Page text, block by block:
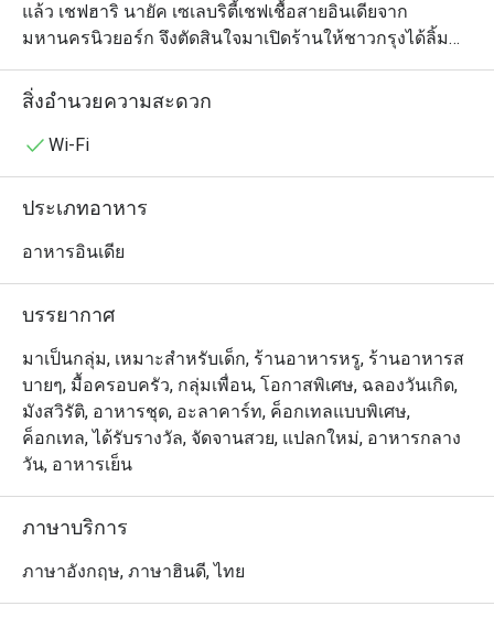
แล้ว เชฟฮาริ นายัค เซเลบริตี้เชฟเชื้อสายอินเดียจาก
มหานครนิวยอร์ก จึงตัดสินใจมาเปิดร้านให้ชาวกรุงได้ลิ้ม
ลองรสชาติอาหารอินเดียร่วมสมัยจากแถบชายฝั่งทะเลตอน
ใต้กันบ้าง ซึ่งเมนูของร้านโจฮ์ล (สุขุมวิท 18) นั้นมีเอกลักษณ์
ผสานระหว่างอาหารพื้นเมืองของอินเดียตอนใต้ (จากเมือง
อินเดีย) และวัตถุดิบในท้องถิ่นของประเทศไทย แต่ละจาน
ได้แก่ ปีกไก่ยัดไส้ แกงวินดาลูหมูสามชั้น และคอฟต้าขนุน
ในช่วงมื้อกลางวันและเย็น ผู้ที่ต้องการสัมผัสประสบการณ์
แปลกใหม่ในการรับประทานอาหารอินเดียไม่ควรพลาด
สิ่งอำนวยความสะดวก
Wi-Fi
ประเภทอาหาร
อาหารอินเดีย
บรรยากาศ
มาเป็นกลุ่ม, เหมาะสำหรับเด็ก, ร้านอาหารหรู, ร้านอาหารส
บายๆ, มื้อครอบครัว, กลุ่มเพื่อน, โอกาสพิเศษ, ฉลองวันเกิด,
มังสวิรัติ, อาหารชุด, อะลาคาร์ท, ค็อกเทลแบบพิเศษ,
ค็อกเทล, ได้รับรางวัล, จัดจานสวย, แปลกใหม่, อาหารกลาง
วัน, อาหารเย็น
ภาษาบริการ
ภาษาอังกฤษ, ภาษาฮินดี, ไทย